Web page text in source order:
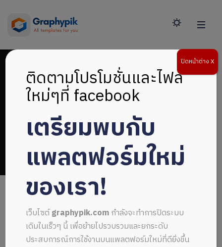
เครื่องยนต์
ALL MUSIC FROM เครื่องยนต์
ติดตามโปรโมชั่นและไฟล์
ใหม่ๆที่ facebook
เตรียมพบกับ
แพลตฟอร์มใหม่
ของเรา!
เว็บไซต์graphypik.comกำลังจะทำการปิดระบบ
เดิมในเร็วๆ นี้ เพื่อย้ายไปรวบรวมและยกระดับ
ประสบการณ์การใช้งานบนแพลตฟอร์มใหม่ที่ดียิ่งขึ้น
ปิดหน้าต่าง X